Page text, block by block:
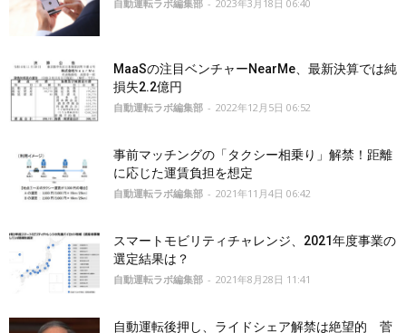
自動運転ラボ編集部 - 2023年3月18日 06:40
MaaSの注目ベンチャーNearMe、最新決算では純
損失2.2億円
自動運転ラボ編集部 - 2022年12月5日 06:52
事前マッチングの「タクシー相乗り」解禁！距離
に応じた運賃負担を想定
自動運転ラボ編集部 - 2021年11月4日 06:42
スマートモビリティチャレンジ、2021年度事業の
選定結果は？
自動運転ラボ編集部 - 2021年8月28日 11:41
自動運転後押し、ライドシェア解禁は絶望的 菅